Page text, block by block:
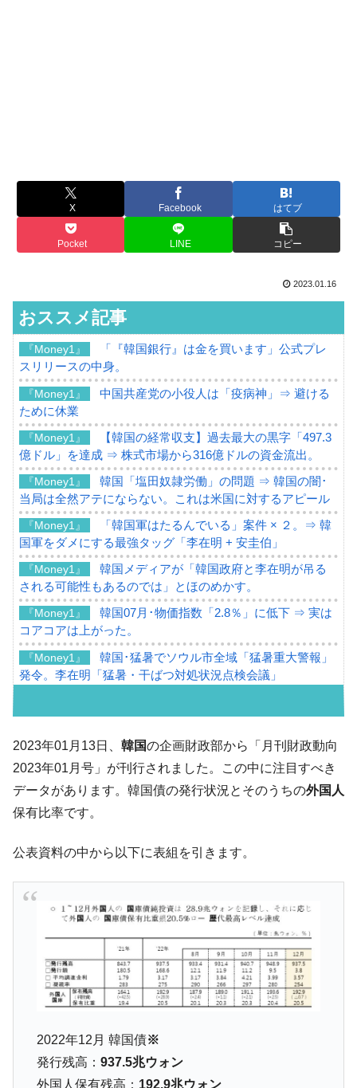
X Facebook はてブ
Pocket LINE コピー
2023.01.16
おススメ記事
『Money1』
「『韓国銀行』は金を買います」公式プレ
スリリースの中身。
『Money1』
中国共産党の小役人は「疫病神」⇒ 避ける
ために休業
『Money1』
【韓国の経常収支】過去最大の黒字「497.3
億ドル」を達成 ⇒ 株式市場から316億ドルの資金流出。
『Money1』
韓国「塩田奴隷労働」の問題 ⇒ 韓国の闇･
当局は全然アテにならない。これは米国に対するアピール
『Money1』
「韓国軍はたるんでいる」案件 × ２。⇒ 韓
国軍をダメにする最強タッグ「李在明 + 安圭伯」
『Money1』
韓国メディアが「韓国政府と李在明が吊る
される可能性もあるのでは」とほのめかす。
『Money1』
韓国07月･物価指数「2.8％」に低下 ⇒ 実は
コアコアは上がった。
『Money1』
韓国･猛暑でソウル市全域「猛暑重大警報」
発令。李在明「猛暑・干ばつ対処状況点検会議」
07月販売台数は去年のほぼ半分「71台」しか売れなかっ
た。『起亜』は9台だけ
『Money1』
韓国「信用赦免を何回やっても、何回やっ
落！
体だけで410億ドル、輸出全体の41％もある
『Money1』
韓国･李在明「青年層の雇用状況が悪い。せ
や、若者に起業させよう」⇒ どんな雇用対策だソレ。
『Money1』
【韓国の外貨準備】2026年07月は4,279億ド
ル。外平債の発行「19.4億ドル」
『Money1』
韓国「ここは北朝鮮なのか。選管がサーバ
『Money1』
韓国･李在明さっそく不動産対策で浅薄な発
言。
2023年01月13日、 韓国の企画財政部から「月刊財政動向
2023年01月号」が刊行されました。この中に注目すべき
データがあります。韓国債の発行状況とそのうちの外国人
保有比率です。
公表資料の中から以下に表組を引きます。
2022年12月 韓国債※
発行残高： 937.5兆ウォン
外国人保有残高： 192.9兆ウォン